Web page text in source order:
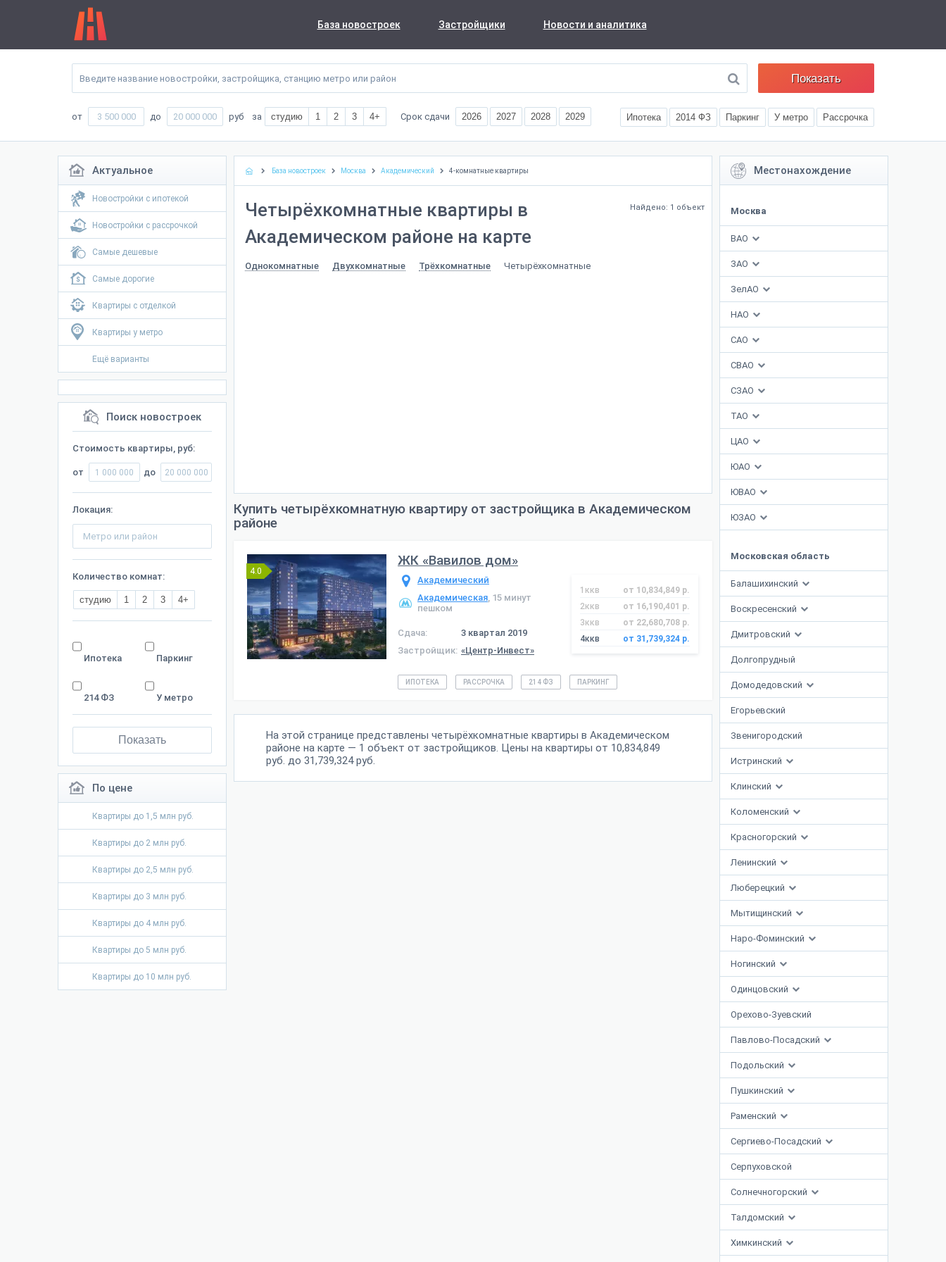
База новостроек Застройщики Новости и аналитика
Показать
от до руб за студию 1 2 3 4+ Срок сдачи 2026 2027 2028 2029 Ипотека 2014 ФЗ Паркинг У метро Рассрочка
Актуальное
Новостройки с ипотекой
Новостройки с рассрочкой
Самые дешевые
Самые дорогие
Квартиры с отделкой
Квартиры у метро
Ещё варианты
Поиск новостроек
Стоимость квартиры, руб:
от до
Локация:
Количество комнат:
студию 1 2 3 4+
Ипотека Паркинг
214 ФЗ У метро
Показать
По цене
Квартиры до 1,5 млн руб.
Квартиры до 2 млн руб.
Квартиры до 2,5 млн руб.
Квартиры до 3 млн руб.
Квартиры до 4 млн руб.
Квартиры до 5 млн руб.
Квартиры до 10 млн руб.
Местонахождение
Москва
ВАО
ЗАО
ЗелАО
НАО
САО
СВАО
СЗАО
ТАО
ЦАО
ЮАО
ЮВАО
ЮЗАО
Московская область
Балашихинский
Воскресенский
Дмитровский
Долгопрудный
Домодедовский
Егорьевский
Звенигородский
Истринский
Клинский
Коломенский
Красногорский
Ленинский
Люберецкий
Мытищинский
Наро-Фоминский
Ногинский
Одинцовский
Орехово-Зуевский
Павлово-Посадский
Подольский
Пушкинский
Раменский
Сергиево-Посадский
Серпуховской
Солнечногорский
Талдомский
Химкинский
База новостроек Москва Академический 4-комнатные квартиры
Найдено: 1 объект
Четырёхкомнатные квартиры в
Академическом районе на карте
Однокомнатные Двухкомнатные Трёхкомнатные Четырёхкомнатные
Купить четырёхкомнатную квартиру от застройщика в Академическом
районе
4.0
ЖК «Вавилов дом»
Академический
Академическая, 15 минут
пешком
Сдача:
3 квартал 2019
Застройщик: «Центр-Инвест»
1ккв
от 10,834,849 р.
2ккв
от 16,190,401 р.
3ккв
от 22,680,708 р.
4ккв
от 31,739,324 р.
ИПОТЕКА РАССРОЧКА 214 ФЗ ПАРКИНГ
На этой странице представлены четырёхкомнатные квартиры в Академическом
районе на карте — 1 объект от застройщиков. Цены на квартиры от 10,834,849
руб. до 31,739,324 руб.